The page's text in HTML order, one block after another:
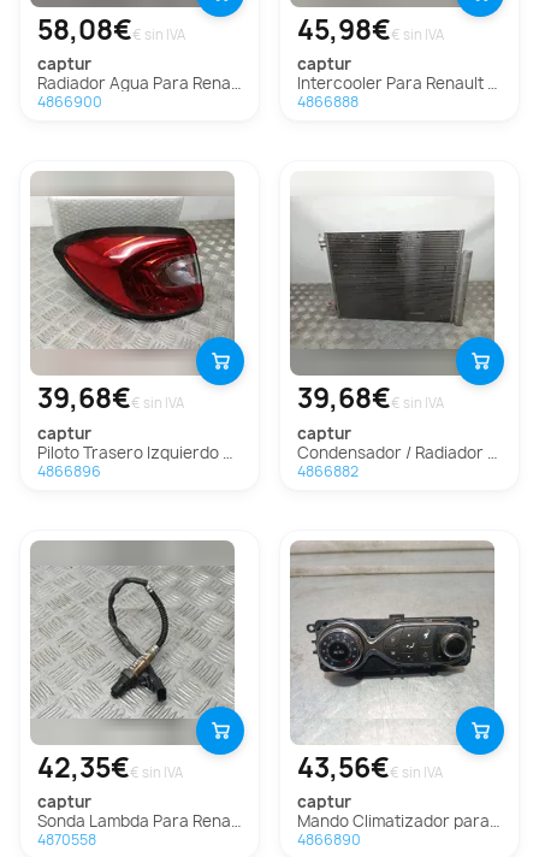
58,08€€ sin IVA
captur
Radiador Agua Para Renault Captur
4866900
45,98€€ sin IVA
captur
Intercooler Para Renault Captur
4866888
39,68€€ sin IVA
captur
Piloto Trasero Izquierdo Para Renault Captur
4866896
39,68€€ sin IVA
captur
Condensador / Radiador Aire Acondicionado Para Renault Captur
4866882
42,35€€ sin IVA
captur
Sonda Lambda Para Renault Captur
4870558
43,56€€ sin IVA
captur
Mando Climatizador para Renault Captur
4866890